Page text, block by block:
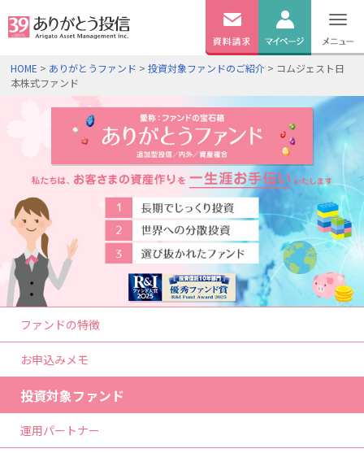
無料資料
口座開設
ログイン
HOME > ありがとうファンド >投資対象ファンドのご紹介 > コムジェスト日
本株式ファンド
ファンドの特徴
お申込みメモ
投資対象ファンド
運用パートナー